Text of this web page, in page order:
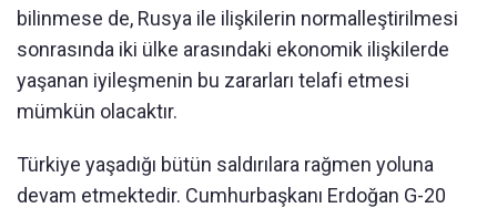
bilinmese de, Rusya ile ilişkilerin normalleştirilmesi
sonrasında iki ülke arasındaki ekonomik ilişkilerde
yaşanan iyileşmenin bu zararları telafi etmesi
mümkün olacaktır.
Türkiye yaşadığı bütün saldırılara rağmen yoluna
devam etmektedir. Cumhurbaşkanı Erdoğan G-20